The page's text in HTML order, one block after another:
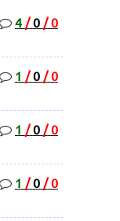
4 / 0 / 0
1 / 0 / 0
1 / 0 / 0
1 / 0 / 0